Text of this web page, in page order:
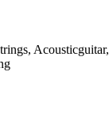
Acousticguitar,